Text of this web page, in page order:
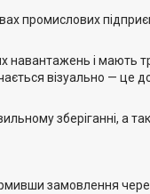
промислових
навантажень і мають
візуально — це
зберіганні, а
замовлення